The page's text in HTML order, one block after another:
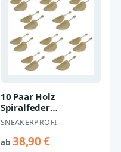
10 Paar Holz
Spiralfeder
Schuhspanner AUS
Echtholz von Gr. 36-48
Herre…
SNEAKERPROFI
ab38,90 €